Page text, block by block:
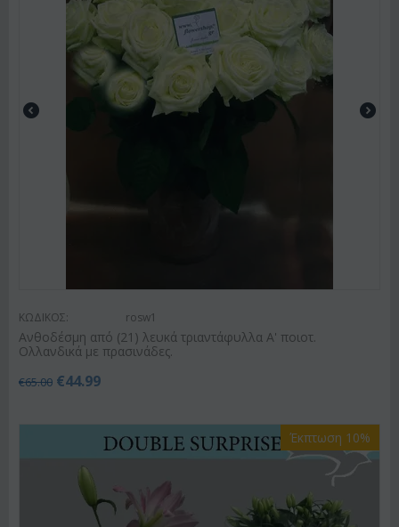
ΚΩΔΙΚΟΣ: rosw1
Ανθοδέσμη από (21) λευκά τριαντάφυλλα Α' ποιοτ.
Ολλανδικά με πρασινάδες.
€65.00 €44.99
Έκπτωση 10%